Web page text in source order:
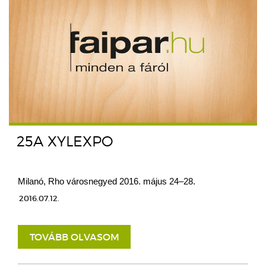
25A XYLEXPO
Milanó, Rho városnegyed 2016. május 24–28.
2016.07.12.
TOVÁBB OLVASOM